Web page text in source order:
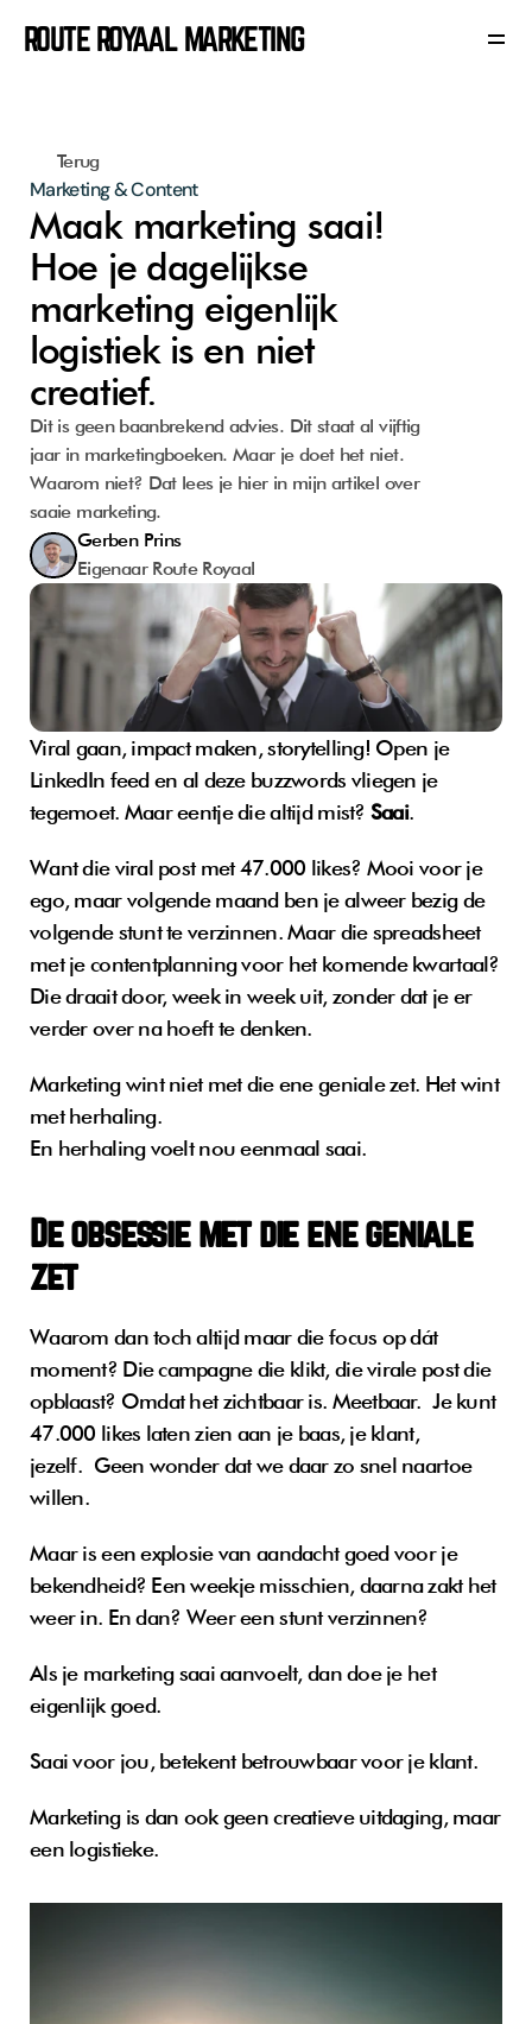
ROUTE ROYAAL MARKETING
Portfolio
Blog
Contact
Terug
Marketing & Content
Maak marketing saai!
Hoe je dagelijkse
marketing eigenlijk
logistiek is en niet
creatief.
Dit is geen baanbrekend advies. Dit staat al vijftig
jaar in marketingboeken. Maar je doet het niet.
Waarom niet? Dat lees je hier in mijn artikel over
saaie marketing.
Gerben Prins
Eigenaar Route Royaal
Viral gaan, impact maken, storytelling! Open je
LinkedIn feed en al deze buzzwords vliegen je
tegemoet. Maar eentje die altijd mist? Saai.
Want die viral post met 47.000 likes? Mooi voor je
ego, maar volgende maand ben je alweer bezig de
volgende stunt te verzinnen. Maar die spreadsheet
Die draait door, week in week uit, zonder dat je er
verder over na hoeft te denken.
Marketing wint niet met die ene geniale zet. Het wint
met herhaling.
En herhaling voelt nou eenmaal saai.
De obsessie met die ene geniale
zet
Waarom dan toch altijd maar die focus op dát
moment? Die campagne die klikt, die virale post die
opblaast? Omdat het zichtbaar is. Meetbaar. Je kunt
47.000 likes laten zien aan je baas, je klant,
jezelf. Geen wonder dat we daar zo snel naartoe
willen.
Maar is een explosie van aandacht goed voor je
bekendheid? Een weekje misschien, daarna zakt het
weer in. En dan? Weer een stunt verzinnen?
Als je marketing saai aanvoelt, dan doe je het
eigenlijk goed.
Saai voor jou, betekent betrouwbaar voor je klant.
Marketing is dan ook geen creatieve uitdaging, maar
een logistieke.